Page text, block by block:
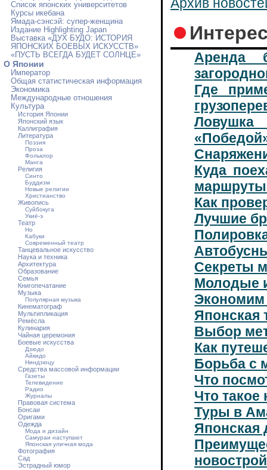
Список японских университетов
Курсы икебана
Ямада-сэнсэй: супер-женщина
Издание Highlighting Japan
Выставка «ДУХ БУДО: ИСТОРИЯ
ЯПОНСКИХ БОЕВЫХ ИСКУССТВ»
«ПУСТЬ ВСЕГДА БУДЕТ СОЛНЦЕ»
О Японии
Император
Общая статистическая информация
Экономика
Международные отношения
Культура
История Японии
Японский язык
Каллиграфия
Литература
Поэзия
Проза
Фольклор
Манга
Религия
Синто
Буддизм
Новые религии
Христианство
Живопись
Суйбокуга
Укиё-э
Театр
Но
Кабуки
Современный театр
Танцевальное искусство
Наука и техника
Архитектура
Образование
Семья
Книгопечатание
Музыка
Популярная музыка
Кинематограф
Мультипликация
Ремёсла
Кулинария
Чайная церемония
Боевые искусства
Дзюдо
Айкидо
Ниндзюцу
Средства массовой информации
Газеты
Телевидение
Радио
Журналы
Правовая система
Бонсаи
Оригами
Одежда
Мода и дизайн
Самураи наступают
Японская уличная мода
Фотография
Сад
Эстрадный юмор
Аренда
Где
Куда
маршруты
Как
Лучшие
Секреты
Молодые
Экономим
Японская
Выбор
Как
Борьба с
Что
Что такое
Туры в
Японская